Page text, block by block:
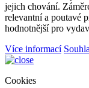
jejich chování.
relevantní a poutavé
hodnotnější pro
Více informací
Cookies